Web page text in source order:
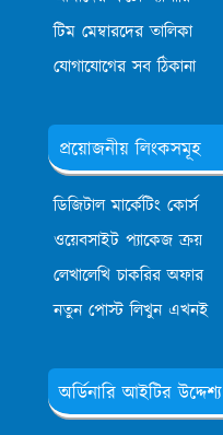
টিম মেম্বারদের তালিকা
যোগাযোগের সব ঠিকানা
প্রয়োজনীয় লিংকসমূহ
ডিজিটাল মার্কেটিং কোর্স
ওয়েবসাইট প্যাকেজ ক্রয়
লেখালেখি চাকরির অফার
নতুন পোস্ট লিখুন এখনই
অর্ডিনারি আইটির উদ্দেশ্য